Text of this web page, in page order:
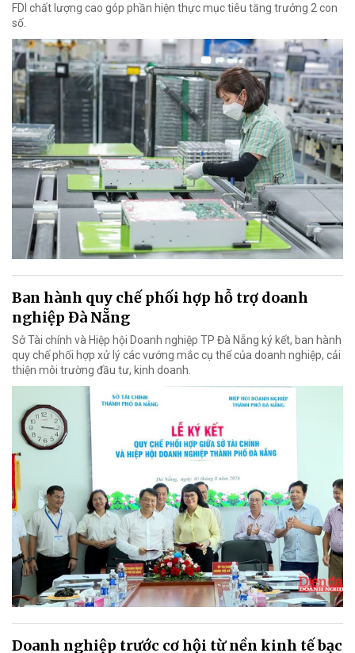
FDI chất lượng cao góp phần hiện thực mục tiêu tăng trưởng 2 con
số.
Ban hành quy chế phối hợp hỗ trợ doanh
nghiệp Đà Nẵng
Sở Tài chính và Hiệp hội Doanh nghiệp TP Đà Nẵng ký kết, ban hành
quy chế phối hợp xử lý các vướng mắc cụ thể của doanh nghiệp, cải
thiện môi trường đầu tư, kinh doanh.
Doanh nghiệp trước cơ hội từ nền kinh tế bạc